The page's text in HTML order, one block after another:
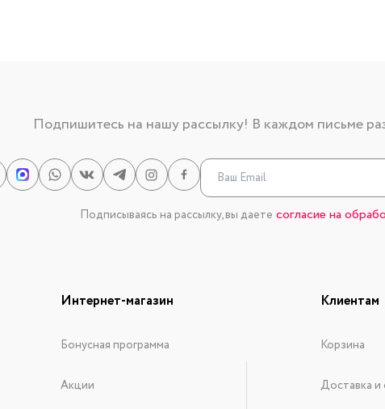
Подпишитесь на нашу рассылку! В каждом письме
Подписываясь на рассылку, вы даете согласие на
Интернет-магазин
Бонусная программа
Акции
Клиентам
Корзина
Доставка и